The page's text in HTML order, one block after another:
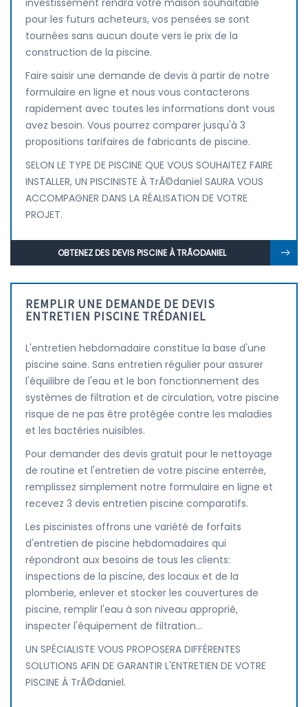
investissement rendra votre maison souhaitable
pour les futurs acheteurs, vos pensées se sont
tournées sans aucun doute vers le prix de la
construction de la piscine.
Faire saisir une demande de devis à partir de notre
formulaire en ligne et nous vous contacterons
rapidement avec toutes les informations dont vous
avez besoin. Vous pourrez comparer jusqu'à 3
propositions tarifaires de fabricants de piscine.
SELON LE TYPE DE PISCINE QUE VOUS SOUHAITEZ FAIRE
INSTALLER, UN PISCINISTE À TrÃ©daniel SAURA VOUS
ACCOMPAGNER DANS LA RÉALISATION DE VOTRE
PROJET.
OBTENEZ DES DEVIS PISCINE À TRÃ©DANIEL
REMPLIR UNE DEMANDE DE DEVIS
ENTRETIEN PISCINE TRÉDANIEL
L'entretien hebdomadaire constitue la base d'une
piscine saine. Sans entretien régulier pour assurer
l'équilibre de l'eau et le bon fonctionnement des
systèmes de filtration et de circulation, votre piscine
risque de ne pas être protégée contre les maladies
et les bactéries nuisibles.
Pour demander des devis gratuit pour le nettoyage
de routine et l'entretien de votre piscine enterrée,
remplissez simplement notre formulaire en ligne et
recevez 3 devis entretien piscine comparatifs.
Les piscinistes offrons une variété de forfaits
d'entretien de piscine hebdomadaires qui
répondront aux besoins de tous les clients:
inspections de la piscine, des locaux et de la
plomberie, enlever et stocker les couvertures de
piscine, remplir l'eau à son niveau approprié,
inspecter l'équipement de filtration...
UN SPÉCIALISTE VOUS PROPOSERA DIFFÉRENTES
SOLUTIONS AFIN DE GARANTIR L'ENTRETIEN DE VOTRE
PISCINE À TrÃ©daniel.